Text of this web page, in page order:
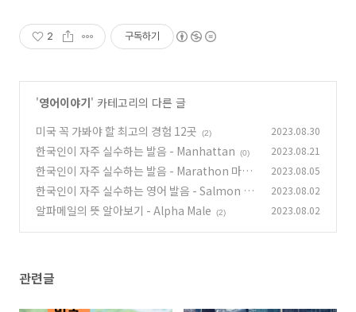
2 구독하기
'영어이야기' 카테고리의 다른 글
미국 꼭 가봐야 할 최고의 경험 12곳
(2) 2023.08.30
한국인이 자주 실수하는 발음 - Manhattan (0) 2023.08.21
한국인이 자주 실수하는 발음 - Marathon 마라
톤
(0)
2023.08.05
한국인이 자주 실수하는 영어 발음 - Salmon 연
어 (2)
2023.08.02
알파메일의 뜻 알아보기 - Alpha Male (2) 2023.08.02
관련글